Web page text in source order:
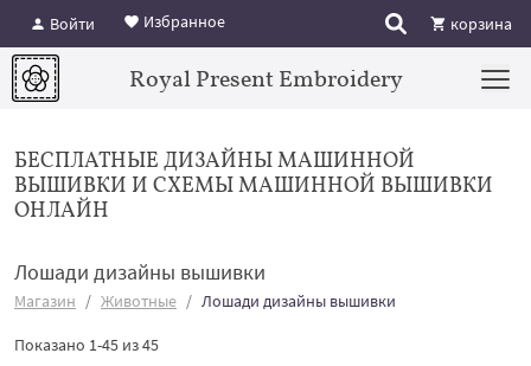
Войти Избранное корзина
Royal Present Embroidery
БЕСПЛАТНЫЕ ДИЗАЙНЫ МАШИННОЙ
ВЫШИВКИ И СХЕМЫ МАШИННОЙ ВЫШИВКИ
ОНЛАЙН
Лошади дизайны вышивки
Магазин Животные Лошади дизайны вышивки
Показано 1-45 из 45